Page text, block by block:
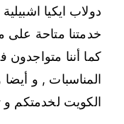
دولاب ايكيا اشبيلية
خدمتنا متاحة على مدار 24
كما أننا
المناسبات , و
الكويت لخدمتكم و